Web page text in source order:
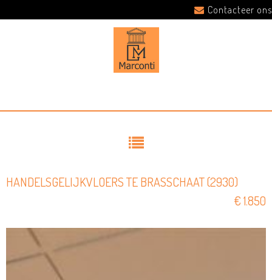
Contacteer ons
HANDELSGELIJKVLOERS TE BRASSCHAAT (2930)
€ 1.850